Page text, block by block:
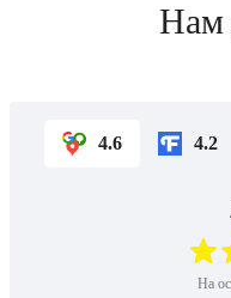
Нам
4.6 4.2
На